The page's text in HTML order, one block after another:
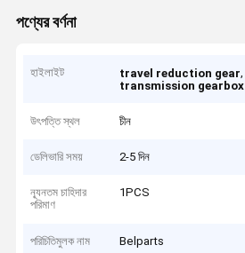
পণ্যের বর্ণনা
হাইলাইট travel reduction gear,
transmission gearbox
উৎপত্তি স্থল চীন
ডেলিভারি সময় 2-5 দিন
ন্যূনতম চাহিদার
পরিমাণ
1PCS
পরিচিতিমুলক নাম Belparts